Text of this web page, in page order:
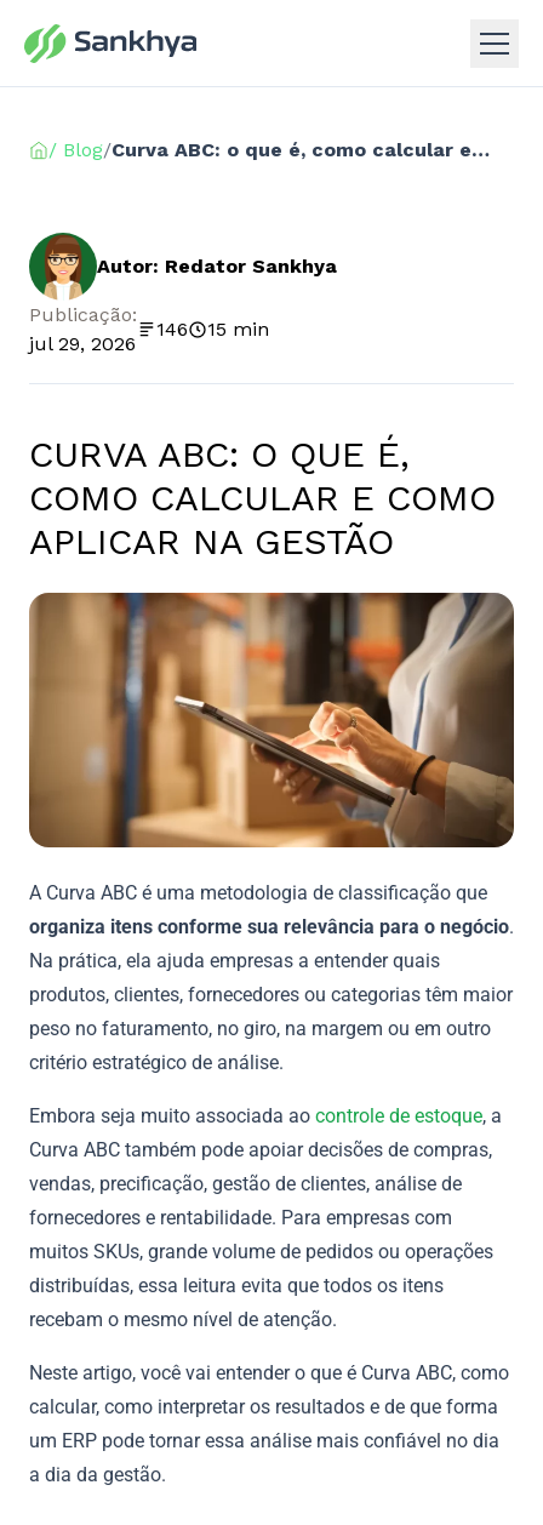
/ Blog/ Curva ABC: o que é, como calcular e como aplicar na gestão
Autor: Redator Sankhya
Publicação:
jul 29, 2026
146 15 min
CURVA ABC: O QUE É,
COMO CALCULAR E COMO
APLICAR NA GESTÃO
A Curva ABC é uma metodologia de classificação que
organiza itens conforme sua relevância para o negócio.
Na prática, ela ajuda empresas a entender quais
produtos, clientes, fornecedores ou categorias têm maior
peso no faturamento, no giro, na margem ou em outro
critério estratégico de análise.
Embora seja muito associada ao controle de estoque, a
Curva ABC também pode apoiar decisões de compras,
vendas, precificação, gestão de clientes, análise de
fornecedores e rentabilidade. Para empresas com
muitos SKUs, grande volume de pedidos ou operações
distribuídas, essa leitura evita que todos os itens
recebam o mesmo nível de atenção.
Neste artigo, você vai entender o que é Curva ABC, como
calcular, como interpretar os resultados e de que forma
um ERP pode tornar essa análise mais confiável no dia
a dia da gestão.